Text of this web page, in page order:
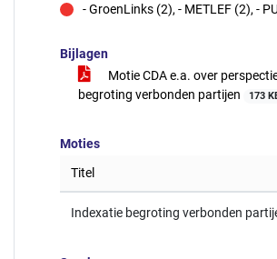
- GroenLinks (2), - METLEF (2), -
Bijlagen
Motie CDA e.a. over
begroting verbonden partijen
173
Moties
Titel
Indexatie begroting verbonden